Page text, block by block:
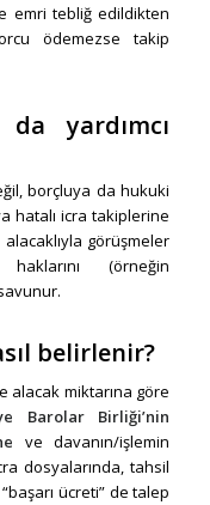
emri tebliğ edildikten
ödemezse takip
yardımcı
borçluya da hukuki
hatalı icra takiplerine
alacaklıyla görüşmeler
(örneğin
belirlenir?
alacak miktarına göre
Barolar Birliği’nin
ve davanın/işlemin
dosyalarında, tahsil
ücreti” de talep